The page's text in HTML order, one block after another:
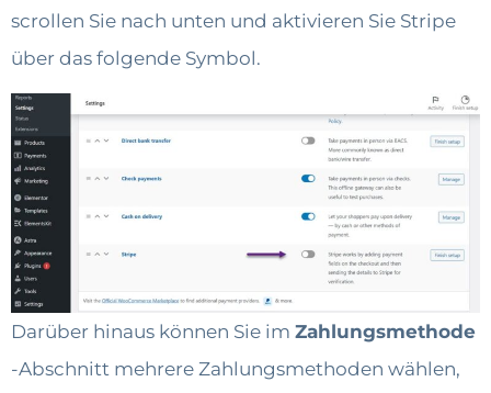
scrollen Sie nach unten und aktivieren Sie Stripe
über das folgende Symbol.
Darüber hinaus können Sie im Zahlungsmethode
-Abschnitt mehrere Zahlungsmethoden wählen,